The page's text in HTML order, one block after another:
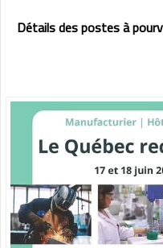
Détails des postes à